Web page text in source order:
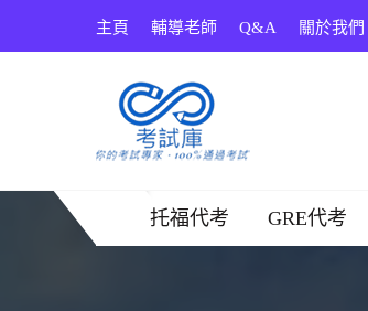
主頁 輔導老師 Q&A 關於我們
托福代考 GRE代考